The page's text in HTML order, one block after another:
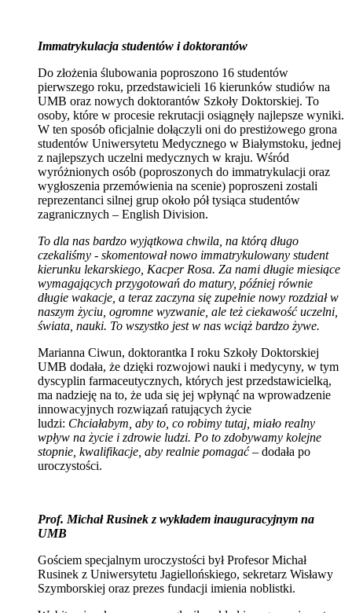
Immatrykulacja studentów i doktorantów
Do złożenia ślubowania poproszono 16 studentów
pierwszego roku, przedstawicieli 16 kierunków studiów na
UMB oraz nowych doktorantów Szkoły Doktorskiej. To
osoby, które w procesie rekrutacji osiągnęły najlepsze wyniki.
W ten sposób oficjalnie dołączyli oni do prestiżowego grona
studentów Uniwersytetu Medycznego w Białymstoku, jednej
z najlepszych uczelni medycznych w kraju. Wśród
wyróżnionych osób (poproszonych do immatrykulacji oraz
wygłoszenia przemówienia na scenie) poproszeni zostali
reprezentanci silnej grup około pół tysiąca studentów
zagranicznych – English Division.
To dla nas bardzo wyjątkowa chwila, na którą długo
czekaliśmy - skomentował nowo immatrykulowany student
kierunku lekarskiego, Kacper Rosa. Za nami długie miesiące
wymagających przygotowań do matury, później równie
długie wakacje, a teraz zaczyna się zupełnie nowy rozdział w
naszym życiu, ogromne wyzwanie, ale też ciekawość uczelni,
świata, nauki. To wszystko jest w nas wciąż bardzo żywe.
Marianna Ciwun, doktorantka I roku Szkoły Doktorskiej
UMB dodała, że dzięki rozwojowi nauki i medycyny, w tym
dyscyplin farmaceutycznych, których jest przedstawicielką,
ma nadzieję na to, że uda się jej wpłynąć na wprowadzenie
innowacyjnych rozwiązań ratujących życie
ludzi: Chciałabym, aby to, co robimy tutaj, miało realny
wpływ na życie i zdrowie ludzi. Po to zdobywamy kolejne
stopnie, kwalifikacje, aby realnie pomagać– dodała po
uroczystości.
Prof. Michał Rusinek z wykładem inauguracyjnym na
UMB
Gościem specjalnym uroczystości był Profesor Michał
Rusinek z Uniwersytetu Jagiellońskiego, sekretarz Wisławy
Szymborskiej oraz prezes fundacji imienia noblistki.